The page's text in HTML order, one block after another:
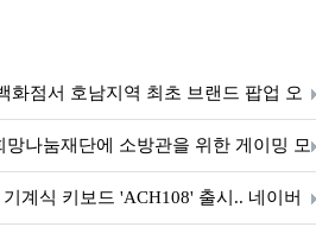
화점서 호남지역 최초 브랜드 팝업 오
망나눔재단에 소방관을 위한 게이밍 모
계식 키보드 'ACH108' 출시.. 네이버